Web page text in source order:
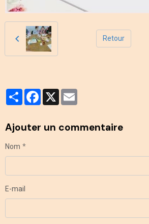
Retour
PartagerFacebook
X
Ajouter un commentaire
Nom
E-mail